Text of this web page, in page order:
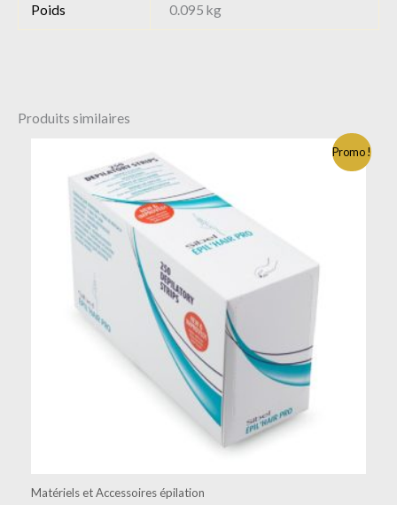
Poids 0.095 kg
Produits similaires
Promo !
Matériels et Accessoires épilation
initial
était :
10.94€.
prix
actuel
est :
9.12€.